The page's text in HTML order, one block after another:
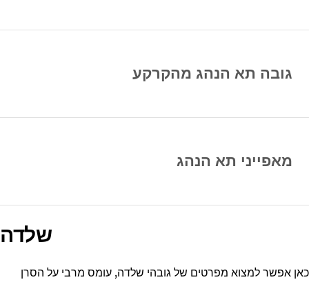
גובה תא הנהג מהקרקע
מאפייני תא הנהג
שלדה
כאן אפשר למצוא מפרטים של גובהי שלדה, עומס מרבי על הסרן